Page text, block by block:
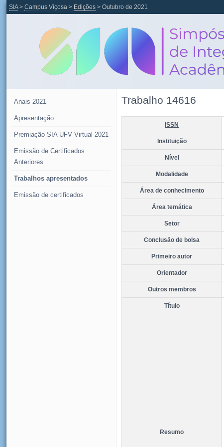
SIA>Campus Viçosa > Edições > Outubro de 2021
Anais 2021
Apresentação
Premiação SIA UFV Virtual 2021
Emissão de Certificados
Anteriores
Trabalhos apresentados
Emissão de certificados
Trabalho 14616
ISSN
Instituição
Nível
Modalidade
Área de conhecimento
Área temática
Setor
Conclusão de bolsa
Primeiro autor
Orientador
Outros membros
Título
Resumo